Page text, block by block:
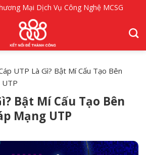
Mại Dịch Vụ Công Nghệ MCSG
UTP Là Gì? Bật Mí Cấu Tạo Bên
UTP
Bật Mí Cấu Tạo Bên
Mạng UTP